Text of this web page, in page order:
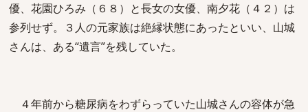
優、花園ひろみ（６８）と長女の女優、南夕花（４２）は
参列せず。３人の元家族は絶縁状態にあったといい、山城
さんは、ある“遺言”を残していた。
４年前から糖尿病をわずらっていた山城さんの容体が急